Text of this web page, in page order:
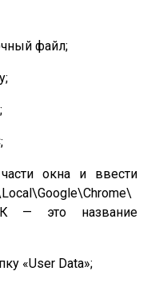
файл;
окна и ввести
— это название
«User Data»;